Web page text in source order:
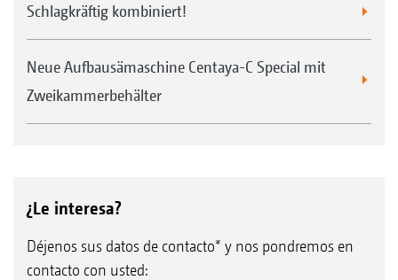
Schlagkräftig kombiniert!
Neue Aufbausämaschine Centaya-C Special mit
Zweikammerbehälter
¿Le interesa?
Déjenos sus datos de contacto* y nos pondremos en
contacto con usted: